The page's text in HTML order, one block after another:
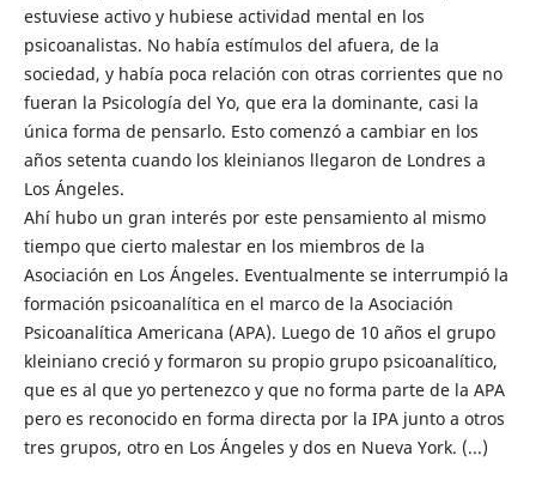
estuviese activo y hubiese actividad mental en los
psicoanalistas. No había estímulos del afuera, de la
sociedad, y había poca relación con otras corrientes que no
fueran la Psicología del Yo, que era la dominante, casi la
única forma de pensarlo. Esto comenzó a cambiar en los
años setenta cuando los kleinianos llegaron de Londres a
Los Ángeles.
Ahí hubo un gran interés por este pensamiento al mismo
tiempo que cierto malestar en los miembros de la
Asociación en Los Ángeles. Eventualmente se interrumpió la
formación psicoanalítica en el marco de la Asociación
Psicoanalítica Americana (APA). Luego de 10 años el grupo
kleiniano creció y formaron su propio grupo psicoanalítico,
que es al que yo pertenezco y que no forma parte de la APA
pero es reconocido en forma directa por la IPA junto a otros
tres grupos, otro en Los Ángeles y dos en Nueva York. (...)